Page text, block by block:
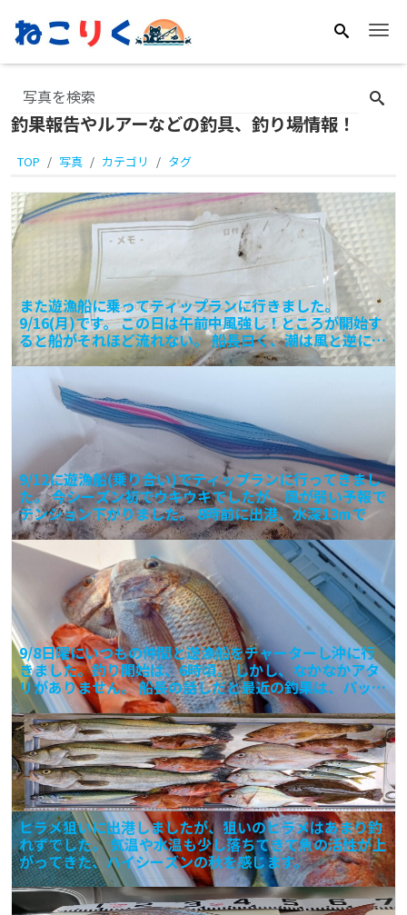
釣果報告やルアーなどの釣具、釣り場情報！
TOP 写真 カテゴリ タグ
また遊漁船に乗ってティップランに行きました。
9/16(月)です。 この日は午前中風強し！ところが開始す
ると船がそれほど流れない。 船長曰く、潮は風と逆に流
れてい
9/12に遊漁船(乗り合い)でティップランに行ってきまし
た。 今シーズン初でウキウキでしたが、風が弱い予報で
テンション下がりました。 8時前に出港、水深13mで
9/8日曜にいつもの仲間と遊漁船をチャーターし沖に行
きました。釣り開始は、6時頃。 しかし、なかなかアタ
リがありません。 船長の話しだと最近の釣果は、パッと
しな
ヒラメ狙いに出港しましたが、狙いのヒラメはあまり釣
れずでした。 気温や水温も少し落ちてきて魚の活性が上
がってきた、ハイシーズンの秋を感じます。